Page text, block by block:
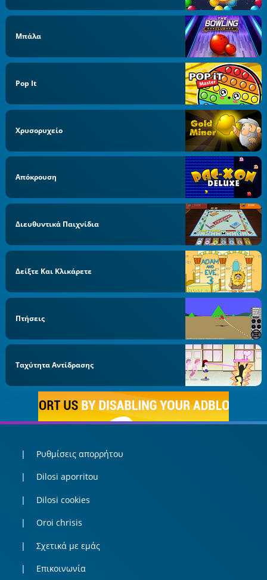
Μπάλα
Pop It
Χρυσορυχείο
Απόκρουση
Διευθυντικά Παιχνίδια
Δείξτε Και Κλικάρετε
Πτήσεις
Ταχύτητα Αντίδρασης
Ρυθμίσεις απορρήτου
Dilosi aporritou
Dilosi cookies
Oroi chrisis
Σχετικά με εμάς
Επικοινωνία